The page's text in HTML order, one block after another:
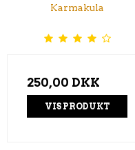
Karmakula
250,00 DKK
VIS PRODUKT